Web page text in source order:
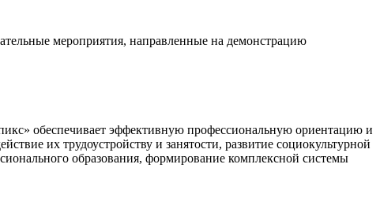
мероприятия, направленные на демонстрацию
обеспечивает эффективную профессиональную ориентацию и
их трудоустройству и занятости, развитие социокультурной
образования, формирование комплексной системы